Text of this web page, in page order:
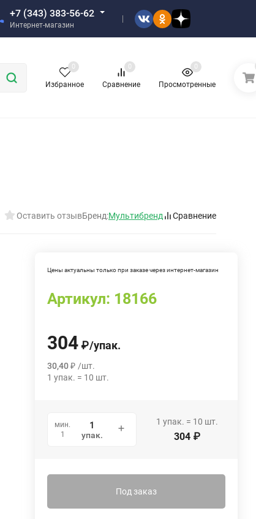
+7 (343) 383-56-62
Интернет-магазин
Избранное
0
Сравнение
0
Просмотренные
0
Оставить отзывБренд:Мультибренд Сравнение
Цены актуальны только при заказе через интернет-магазин
Артикул: 18166
304 ₽/упак.
30,40 ₽ /шт.
1 упак. = 10 шт.
мин.
1
упак.
1 упак. = 10 шт.
304 ₽
Под заказ